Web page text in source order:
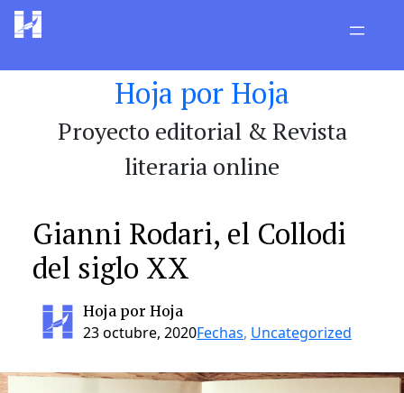
Saltar
Hoja por Hoja
Proyecto editorial & Revista
literaria online
Gianni Rodari, el Collodi
del siglo XX
Hoja por Hoja
23 octubre, 2020Fechas, Uncategorized